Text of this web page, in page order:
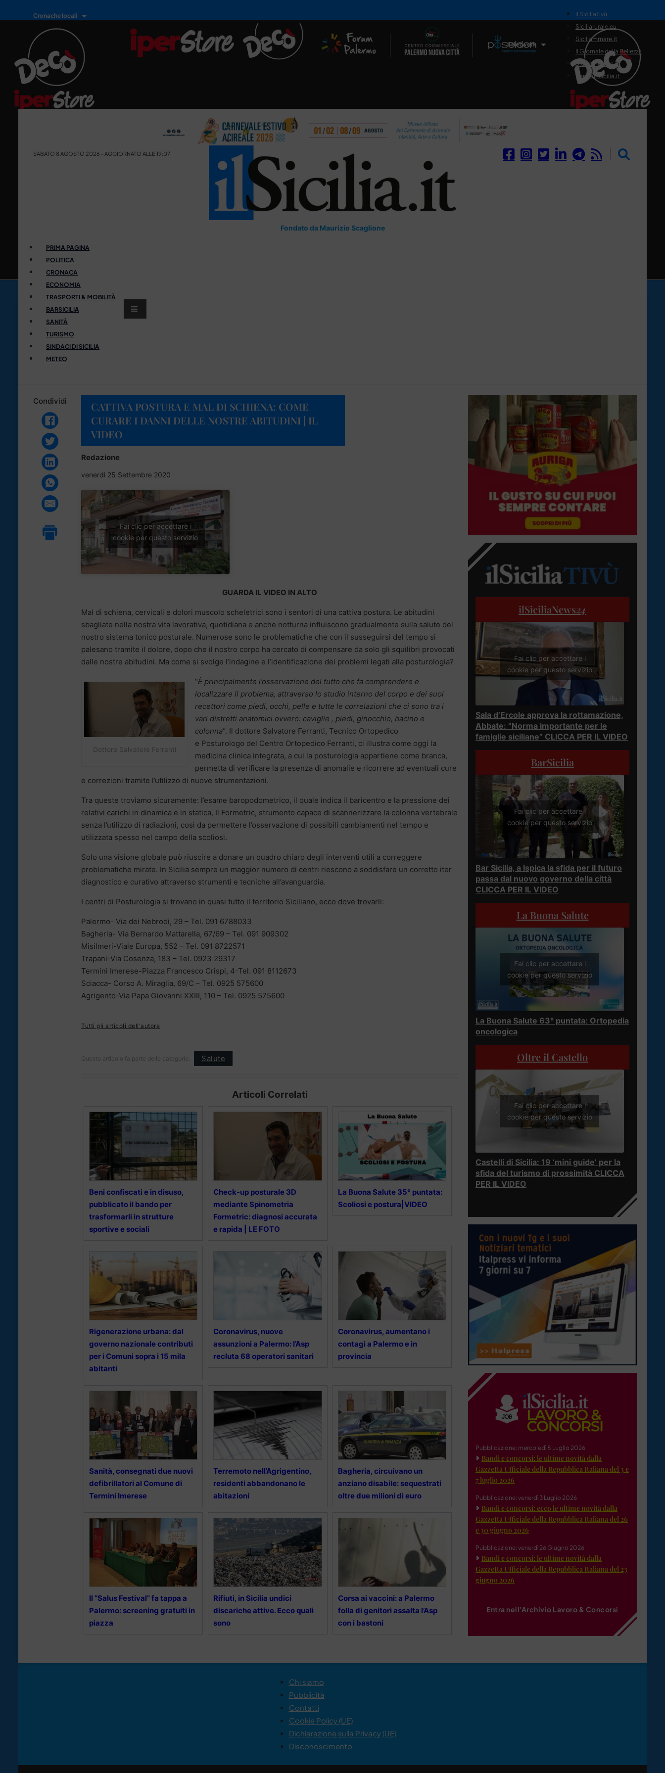
Cronache locali
Il Network
il SiciliaTivù
Siciliarurale.eu
Siciliammare.it
Il Giornale della Bellezza
Siciliamedica.it
Sanitainsicilia.it
SABATO 8 AGOSTO 2026 - AGGIORNATO ALLE 19:07
Fondato da Maurizio Scaglione
PRIMA PAGINA
POLITICA
CRONACA
ECONOMIA
TRASPORTI & MOBILITÀ
BARSICILIA
SANITÀ
TURISMO
SINDACI DI SICILIA
METEO
Condividi
CATTIVA POSTURA E MAL DI SCHIENA: COME
CURARE I DANNI DELLE NOSTRE ABITUDINI | IL
VIDEO
Redazione
venerdì 25 Settembre 2020
Fai clic per accettare i
cookie per questo servizio
GUARDA IL VIDEO IN ALTO
Mal di schiena, cervicali e dolori muscolo scheletrici sono i sentori di una cattiva postura. Le abitudini
sbagliate nella nostra vita lavorativa, quotidiana e anche notturna influiscono gradualmente sulla salute del
nostro sistema tonico posturale. Numerose sono le problematiche che con il susseguirsi del tempo si
palesano tramite il dolore, dopo che il nostro corpo ha cercato di compensare da solo gli squilibri provocati
dalle nostre abitudini. Ma come si svolge l’indagine e l’identificazione dei problemi legati alla posturologia?
Dottore Salvatore Ferranti
“È principalmente l’osservazione del tutto che fa comprendere e
localizzare il problema, attraverso lo studio interno del corpo e dei suoi
recettori come piedi, occhi, pelle e tutte le correlazioni che ci sono tra i
vari distretti anatomici ovvero: caviglie , piedi, ginocchio, bacino e
colonna“. Il dottore Salvatore Ferranti, Tecnico Ortopedico
e Posturologo del Centro Ortopedico Ferranti, ci illustra come oggi la
medicina clinica integrata, a cui la posturologia appartiene come branca,
permetta di verificare la presenza di anomalie e ricorrere ad eventuali cure
e correzioni tramite l’utilizzo di nuove strumentazioni.
Tra queste troviamo sicuramente: l’esame baropodometrico, il quale indica il baricentro e la pressione dei
relativi carichi in dinamica e in statica, Il Formetric, strumento capace di scannerizzare la colonna vertebrale
senza l’utilizzo di radiazioni, così da permettere l’osservazione di possibili cambiamenti nel tempo e
utilizzata spesso nel campo della scoliosi.
Solo una visione globale può riuscire a donare un quadro chiaro degli interventi utili a correggere
problematiche mirate. In Sicilia sempre un maggior numero di centri riescono a soddisfare un corretto iter
diagnostico e curativo attraverso strumenti e tecniche all’avanguardia.
I centri di Posturologia si trovano in quasi tutto il territorio Siciliano, ecco dove trovarli:
Palermo- Via dei Nebrodi, 29 – Tel. 091 6788033
Bagheria- Via Bernardo Mattarella, 67/69 – Tel. 091 909302
Misilmeri-Viale Europa, 552 – Tel. 091 8722571
Trapani-Via Cosenza, 183 – Tel. 0923 29317
Termini Imerese-Piazza Francesco Crispi, 4-Tel. 091 8112673
Sciacca- Corso A. Miraglia, 69/C – Tel. 0925 575600
Agrigento-Via Papa Giovanni XXIII, 110 – Tel. 0925 575600
Tutti gli articoli dell'autore
Questo articolo fa parte delle categorie: Salute
Articoli Correlati
Beni confiscati e in disuso,
pubblicato il bando per
trasformarli in strutture
sportive e sociali
Check-up posturale 3D
mediante Spinometria
Formetric: diagnosi accurata
e rapida | LE FOTO
La Buona Salute 35° puntata:
Scoliosi e postura|VIDEO
Rigenerazione urbana: dal
governo nazionale contributi
per i Comuni sopra i 15 mila
abitanti
Coronavirus, nuove
assunzioni a Palermo: l’Asp
recluta 68 operatori sanitari
Coronavirus, aumentano i
contagi a Palermo e in
provincia
Sanità, consegnati due nuovi
defibrillatori al Comune di
Termini Imerese
Terremoto nell’Agrigentino,
residenti abbandonano le
abitazioni
Bagheria, circuivano un
anziano disabile: sequestrati
oltre due milioni di euro
Il “Salus Festival” fa tappa a
Palermo: screening gratuiti in
piazza
Rifiuti, in Sicilia undici
discariche attive. Ecco quali
sono
Corsa ai vaccini: a Palermo
folla di genitori assalta l’Asp
con i bastoni
ilSiciliaNews24
Fai clic per accettare i
cookie per questo servizio
Sala d’Ercole approva la rottamazione,
Abbate: “Norma importante per le
famiglie siciliane” CLICCA PER IL VIDEO
BarSicilia
Fai clic per accettare i
cookie per questo servizio
Bar Sicilia, a Ispica la sfida per il futuro
passa dal nuovo governo della città
CLICCA PER IL VIDEO
La Buona Salute
Fai clic per accettare i
cookie per questo servizio
La Buona Salute 63° puntata: Ortopedia
oncologica
Oltre il Castello
Fai clic per accettare i
cookie per questo servizio
Castelli di Sicilia: 19 ‘mini guide’ per la
sfida del turismo di prossimità CLICCA
PER IL VIDEO
Pubblicazione: mercoledì 8 Luglio 2026
Bandi e concorsi: le ultime novità dalla
Gazzetta Ufficiale della Repubblica Italiana del 3 e
7 luglio 2026
Pubblicazione: venerdì 3 Luglio 2026
Bandi e concorsi: ecco le ultime novità dalla
Gazzetta Ufficiale della Repubblica Italiana del 26
e 30 giugno 2026
Pubblicazione: venerdì 26 Giugno 2026
Bandi e concorsi: le ultime novità dalla
Gazzetta Ufficiale della Repubblica Italiana del 23
giugno 2026
Entra nell'Archivio Lavoro & Concorsi
Chi siamo
Pubblicità
Contatti
Cookie Policy (UE)
Dichiarazione sulla Privacy (UE)
Disconoscimento